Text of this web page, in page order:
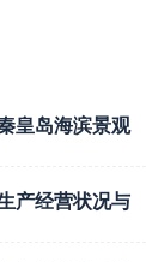
岛海滨景观
产经营状况与